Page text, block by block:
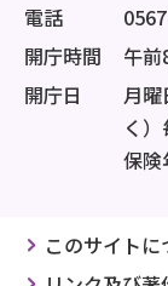
電話
開庁時間
午
開庁日
月曜
く
保険
このサイトに